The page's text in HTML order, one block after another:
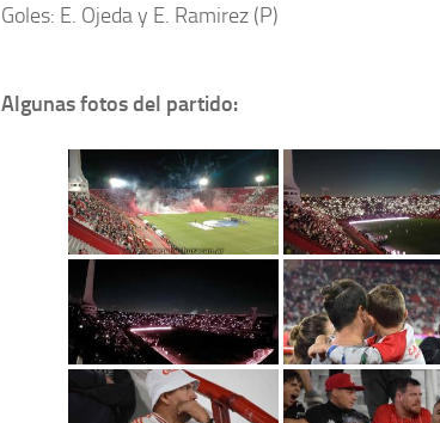
Goles: E. Ojeda y E. Ramirez (P)
Algunas fotos del partido: